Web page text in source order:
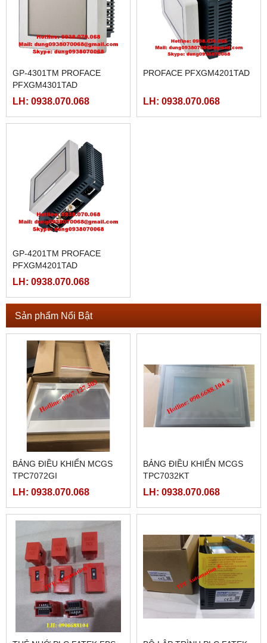
GP-4301TM PROFACE
PFXGM4301TAD
LH: 0938.070.068
PROFACE PFXGM4201TAD
LH: 0938.070.068
GP-4201TM PROFACE
PFXGM4201TAD
LH: 0938.070.068
Sản phẩm Nổi Bật
BẢNG ĐIỀU KHIỂN MCGS
TPC7072GI
LH: 0938.070.068
BẢNG ĐIỀU KHIỂN MCGS
TPC7032KT
LH: 0938.070.068